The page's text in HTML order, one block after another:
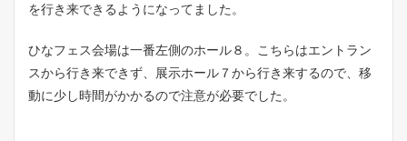
を行き来できるようになってました。
ひなフェス会場は一番左側のホール８。こちらはエントラン
スから行き来できず、展示ホール７から行き来するので、移
動に少し時間がかかるので注意が必要でした。